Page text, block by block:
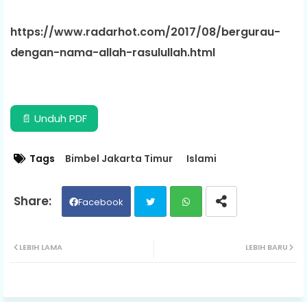
https://www.radarhot.com/2017/08/bergurau-
dengan-nama-allah-rasulullah.html
📄 Unduh PDF
Tags Bimbel Jakarta Timur Islami
Facebook
ap
LEBIH BARU
LEBIH LAMA